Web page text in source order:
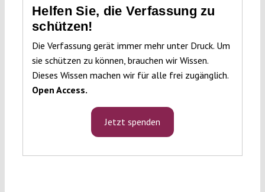
Helfen Sie, die Verfassung zu
schützen!
Die Verfassung gerät immer mehr unter Druck. Um
sie schützen zu können, brauchen wir Wissen.
Dieses Wissen machen wir für alle frei zugänglich.
Open Access.
Jetzt spenden